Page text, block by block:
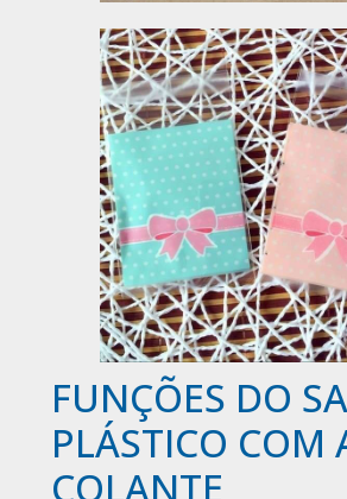
FUNÇÕES DO
PLÁSTICO COM
COLANTE